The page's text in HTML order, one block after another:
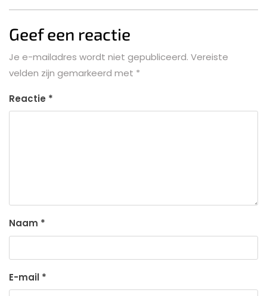
Geef een reactie
Je e-mailadres wordt niet gepubliceerd. Vereiste
velden zijn gemarkeerd met *
Reactie *
Naam *
E-mail *